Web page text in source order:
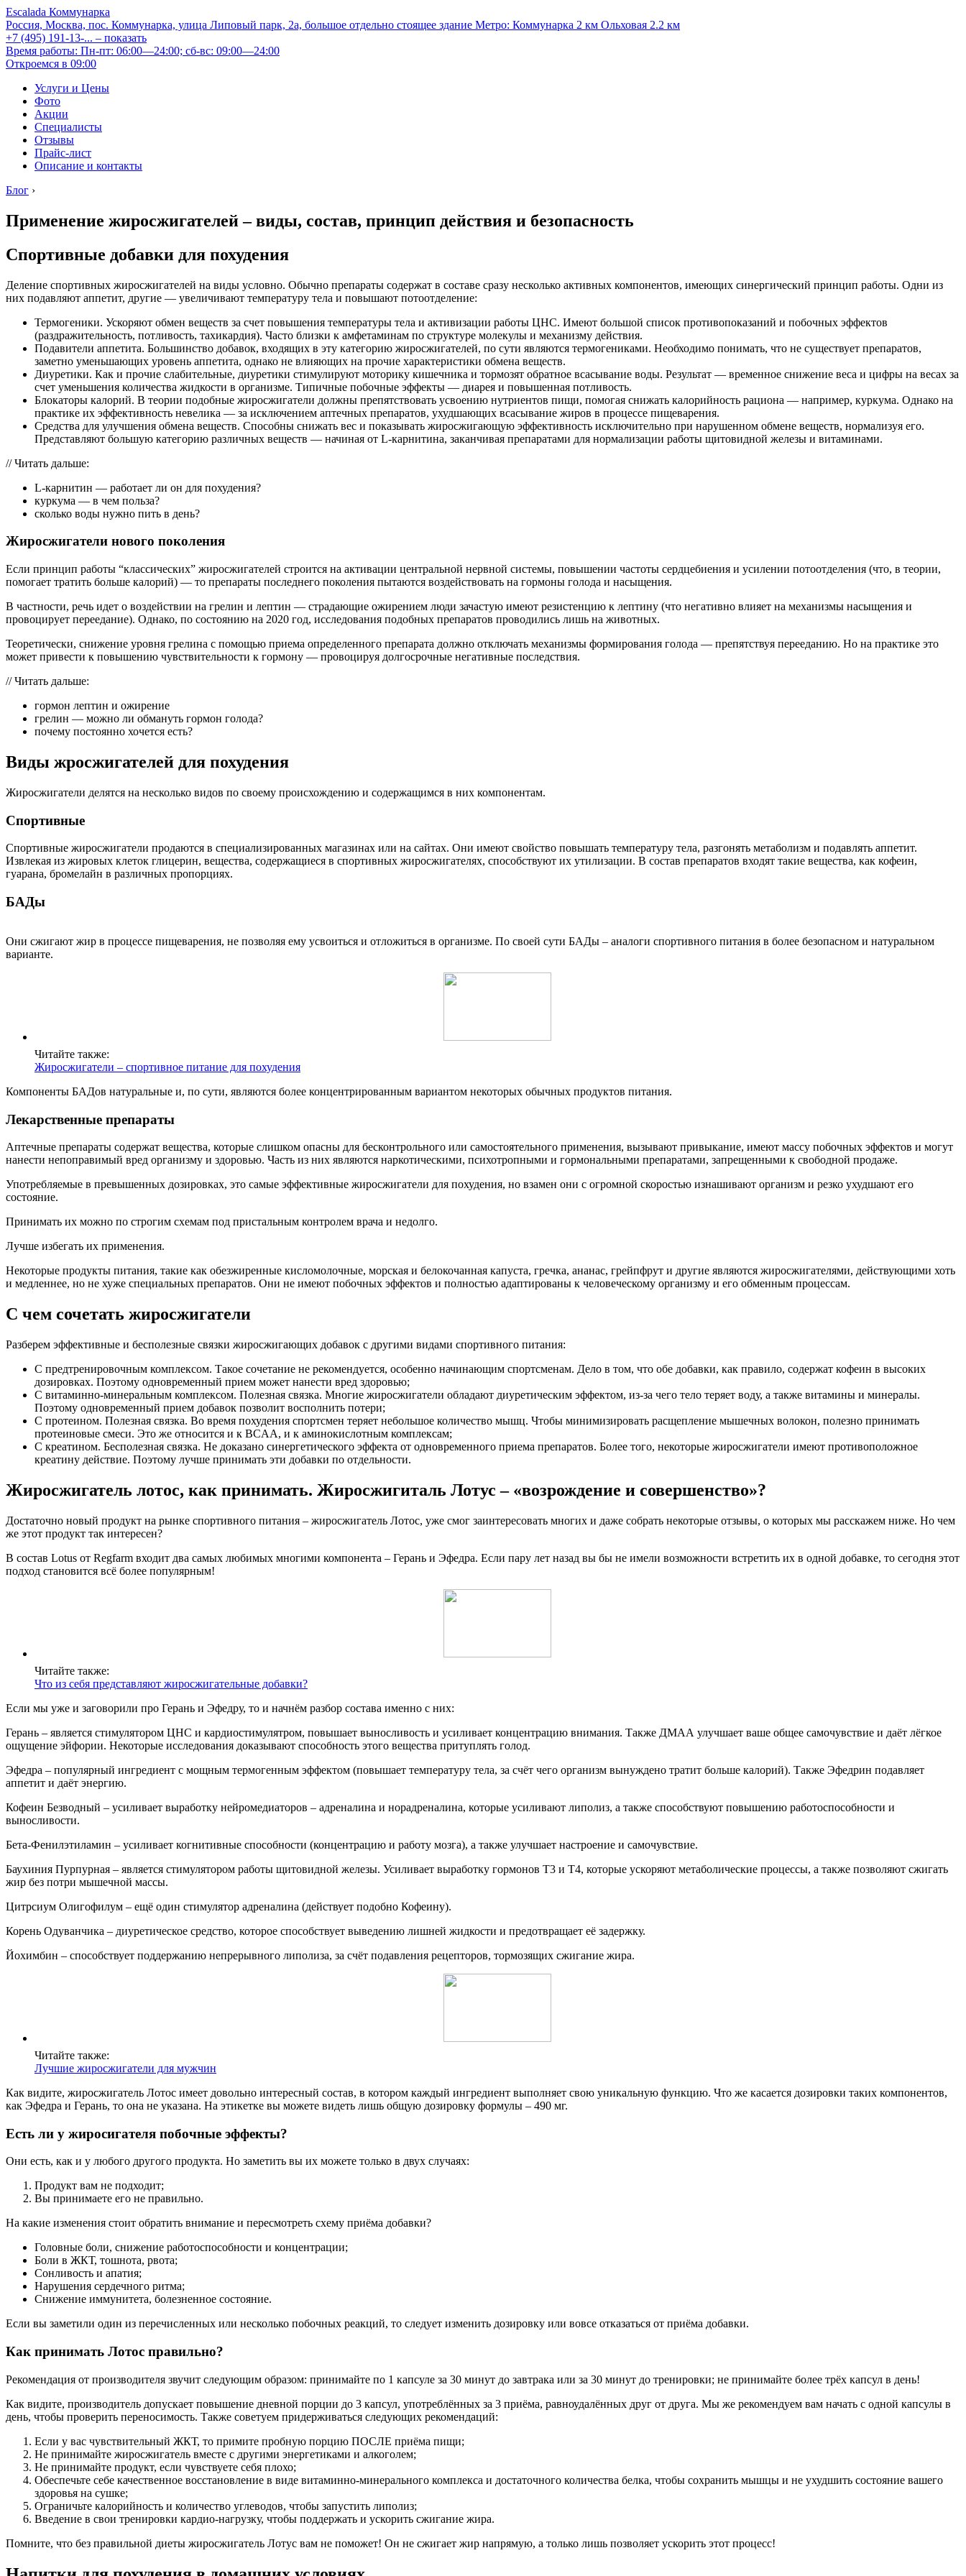
Escalada Коммунарка
Россия, Москва, пос. Коммунарка, улица Липовый парк, 2а, большое отдельно стоящее здание Метро: Коммунарка 2 км Ольховая 2.2 км
+7 (495) 191-13-... – показать
Время работы: Пн-пт: 06:00—24:00; сб-вс: 09:00—24:00
Откроемся в 09:00
Услуги и Цены
Фото
Акции
Специалисты
Отзывы
Прайс-лист
Описание и контакты
Блог ›
Применение жиросжигателей – виды, состав, принцип действия и безопасность
Спортивные добавки для похудения
Деление спортивных жиросжигателей на виды условно. Обычно препараты содержат в составе сразу несколько активных компонентов, имеющих синергический принцип работы. Одни из
них подавляют аппетит, другие — увеличивают температуру тела и повышают потоотделение:
Термогеники. Ускоряют обмен веществ за счет повышения температуры тела и активизации работы ЦНС. Имеют большой список противопоказаний и побочных эффектов
(раздражительность, потливость, тахикардия). Часто близки к амфетаминам по структуре молекулы и механизму действия.
Подавители аппетита. Большинство добавок, входящих в эту категорию жиросжигателей, по сути являются термогениками. Необходимо понимать, что не существует препаратов,
заметно уменьшающих уровень аппетита, однако не влияющих на прочие характеристики обмена веществ.
Диуретики. Как и прочие слабительные, диуретики стимулируют моторику кишечника и тормозят обратное всасывание воды. Результат — временное снижение веса и цифры на весах за
счет уменьшения количества жидкости в организме. Типичные побочные эффекты — диарея и повышенная потливость.
Блокаторы калорий. В теории подобные жиросжигатели должны препятствовать усвоению нутриентов пищи, помогая снижать калорийность рациона — например, куркума. Однако на
практике их эффективность невелика — за исключением аптечных препаратов, ухудшающих всасывание жиров в процессе пищеварения.
Средства для улучшения обмена веществ. Способны снижать вес и показывать жиросжигающую эффективность исключительно при нарушенном обмене веществ, нормализуя его.
Представляют большую категорию различных веществ — начиная от L-карнитина, заканчивая препаратами для нормализации работы щитовидной железы и витаминами.
// Читать дальше:
L-карнитин — работает ли он для похудения?
куркума — в чем польза?
сколько воды нужно пить в день?
Жиросжигатели нового поколения
Если принцип работы “классических” жиросжигателей строится на активации центральной нервной системы, повышении частоты сердцебиения и усилении потоотделения (что, в теории,
помогает тратить больше калорий) — то препараты последнего поколения пытаются воздействовать на гормоны голода и насыщения.
В частности, речь идет о воздействии на грелин и лептин — страдающие ожирением люди зачастую имеют резистенцию к лептину (что негативно влияет на механизмы насыщения и
провоцирует переедание). Однако, по состоянию на 2020 год, исследования подобных препаратов проводились лишь на животных.
Теоретически, снижение уровня грелина с помощью приема определенного препарата должно отключать механизмы формирования голода — препятствуя перееданию. Но на практике это
может привести к повышению чувствительности к гормону — провоцируя долгосрочные негативные последствия.
// Читать дальше:
гормон лептин и ожирение
грелин — можно ли обмануть гормон голода?
почему постоянно хочется есть?
Виды жросжигателей для похудения
Жиросжигатели делятся на несколько видов по своему происхождению и содержащимся в них компонентам.
Спортивные
Спортивные жиросжигатели продаются в специализированных магазинах или на сайтах. Они имеют свойство повышать температуру тела, разгонять метаболизм и подавлять аппетит.
Извлекая из жировых клеток глицерин, вещества, содержащиеся в спортивных жиросжигателях, способствуют их утилизации. В состав препаратов входят такие вещества, как кофеин,
гуарана, бромелайн в различных пропорциях.
БАДы
Они сжигают жир в процессе пищеварения, не позволяя ему усвоиться и отложиться в организме. По своей сути БАДы – аналоги спортивного питания в более безопасном и натуральном
варианте.
Читайте также:
Жиросжигатели – спортивное питание для похудения
Компоненты БАДов натуральные и, по сути, являются более концентрированным вариантом некоторых обычных продуктов питания.
Лекарственные препараты
Аптечные препараты содержат вещества, которые слишком опасны для бесконтрольного или самостоятельного применения, вызывают привыкание, имеют массу побочных эффектов и могут
нанести непоправимый вред организму и здоровью. Часть из них являются наркотическими, психотропными и гормональными препаратами, запрещенными к свободной продаже.
Употребляемые в превышенных дозировках, это самые эффективные жиросжигатели для похудения, но взамен они с огромной скоростью изнашивают организм и резко ухудшают его
состояние.
Принимать их можно по строгим схемам под пристальным контролем врача и недолго.
Лучше избегать их применения.
Некоторые продукты питания, такие как обезжиренные кисломолочные, морская и белокочанная капуста, гречка, ананас, грейпфрут и другие являются жиросжигателями, действующими хоть
и медленнее, но не хуже специальных препаратов. Они не имеют побочных эффектов и полностью адаптированы к человеческому организму и его обменным процессам.
С чем сочетать жиросжигатели
Разберем эффективные и бесполезные связки жиросжигающих добавок с другими видами спортивного питания:
С предтренировочным комплексом. Такое сочетание не рекомендуется, особенно начинающим спортсменам. Дело в том, что обе добавки, как правило, содержат кофеин в высоких
дозировках. Поэтому одновременный прием может нанести вред здоровью;
С витаминно-минеральным комплексом. Полезная связка. Многие жиросжигатели обладают диуретическим эффектом, из-за чего тело теряет воду, а также витамины и минералы.
Поэтому одновременный прием добавок позволит восполнить потери;
С протеином. Полезная связка. Во время похудения спортсмен теряет небольшое количество мышц. Чтобы минимизировать расщепление мышечных волокон, полезно принимать
протеиновые смеси. Это же относится и к BCAA, и к аминокислотным комплексам;
С креатином. Бесполезная связка. Не доказано синергетического эффекта от одновременного приема препаратов. Более того, некоторые жиросжигатели имеют противоположное
креатину действие. Поэтому лучше принимать эти добавки по отдельности.
Жиросжигатель лотос, как принимать. Жиросжигиталь Лотус – «возрождение и совершенство»?
Достаточно новый продукт на рынке спортивного питания – жиросжигатель Лотос, уже смог заинтересовать многих и даже собрать некоторые отзывы, о которых мы расскажем ниже. Но чем
же этот продукт так интересен?
В состав Lotus от Regfarm входит два самых любимых многими компонента – Герань и Эфедра. Если пару лет назад вы бы не имели возможности встретить их в одной добавке, то сегодня этот
подход становится всё более популярным!
Читайте также:
Что из себя представляют жиросжигательные добавки?
Если мы уже и заговорили про Герань и Эфедру, то и начнём разбор состава именно с них:
Герань – является стимулятором ЦНС и кардиостимулятром, повышает выносливость и усиливает концентрацию внимания. Также ДМАА улучшает ваше общее самочувствие и даёт лёгкое
ощущение эйфории. Некоторые исследования доказывают способность этого вещества притуплять голод.
Эфедра – популярный ингредиент с мощным термогенным эффектом (повышает температуру тела, за счёт чего организм вынуждено тратит больше калорий). Также Эфедрин подавляет
аппетит и даёт энергию.
Кофеин Безводный – усиливает выработку нейромедиаторов – адреналина и норадреналина, которые усиливают липолиз, а также способствуют повышению работоспособности и
выносливости.
Бета-Фенилэтиламин – усиливает когнитивные способности (концентрацию и работу мозга), а также улучшает настроение и самочувствие.
Баухиния Пурпурная – является стимулятором работы щитовидной железы. Усиливает выработку гормонов Т3 и Т4, которые ускоряют метаболические процессы, а также позволяют сжигать
жир без потри мышечной массы.
Цитрсиум Олигофилум – ещё один стимулятор адреналина (действует подобно Кофеину).
Корень Одуванчика – диуретическое средство, которое способствует выведению лишней жидкости и предотвращает её задержку.
Йохимбин – способствует поддержанию непрерывного липолиза, за счёт подавления рецепторов, тормозящих сжигание жира.
Читайте также:
Лучшие жиросжигатели для мужчин
Как видите, жиросжигатель Лотос имеет довольно интересный состав, в котором каждый ингредиент выполняет свою уникальную функцию. Что же касается дозировки таких компонентов,
как Эфедра и Герань, то она не указана. На этикетке вы можете видеть лишь общую дозировку формулы – 490 мг.
Есть ли у жиросигателя побочные эффекты?
Они есть, как и у любого другого продукта. Но заметить вы их можете только в двух случаях:
Продукт вам не подходит;
Вы принимаете его не правильно.
На какие изменения стоит обратить внимание и пересмотреть схему приёма добавки?
Головные боли, снижение работоспособности и концентрации;
Боли в ЖКТ, тошнота, рвота;
Сонливость и апатия;
Нарушения сердечного ритма;
Снижение иммунитета, болезненное состояние.
Если вы заметили один из перечисленных или несколько побочных реакций, то следует изменить дозировку или вовсе отказаться от приёма добавки.
Как принимать Лотос правильно?
Рекомендация от производителя звучит следующим образом: принимайте по 1 капсуле за 30 минут до завтрака или за 30 минут до тренировки; не принимайте более трёх капсул в день!
Как видите, производитель допускает повышение дневной порции до 3 капсул, употреблённых за 3 приёма, равноудалённых друг от друга. Мы же рекомендуем вам начать с одной капсулы в
день, чтобы проверить переносимость. Также советуем придерживаться следующих рекомендаций:
Если у вас чувствительный ЖКТ, то примите пробную порцию ПОСЛЕ приёма пищи;
Не принимайте жиросжигатель вместе с другими энергетиками и алкоголем;
Не принимайте продукт, если чувствуете себя плохо;
Обеспечьте себе качественное восстановление в виде витаминно-минерального комплекса и достаточного количества белка, чтобы сохранить мышцы и не ухудшить состояние вашего
здоровья на сушке;
Ограничьте калорийность и количество углеводов, чтобы запустить липолиз;
Введение в свои тренировки кардио-нагрузку, чтобы поддержать и ускорить сжигание жира.
Помните, что без правильной диеты жиросжигатель Лотус вам не поможет! Он не сжигает жир напрямую, а только лишь позволяет ускорить этот процесс!